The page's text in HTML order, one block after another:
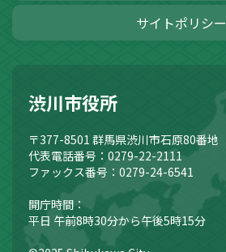
サイトポリシー
渋川市役所
〒377-8501 群馬県渋川市石原80番地
代表電話番号：0279-22-2111
ファックス番号：0279-24-6541
開庁時間：
平日 午前8時30分から午後5時15分